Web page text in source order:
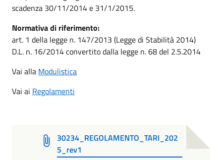
scadenza 30/11/2014 e 31/1/2015.
Normativa di riferimento:
art. 1 della legge n. 147/2013 (Legge di Stabilità 2014)
D.L. n. 16/2014 convertito dalla legge n. 68 del 2.5.2014
Vai alla Modulistica
Vai ai Regolamenti
30234_REGOLAMENTO_TARI_202
5_rev1